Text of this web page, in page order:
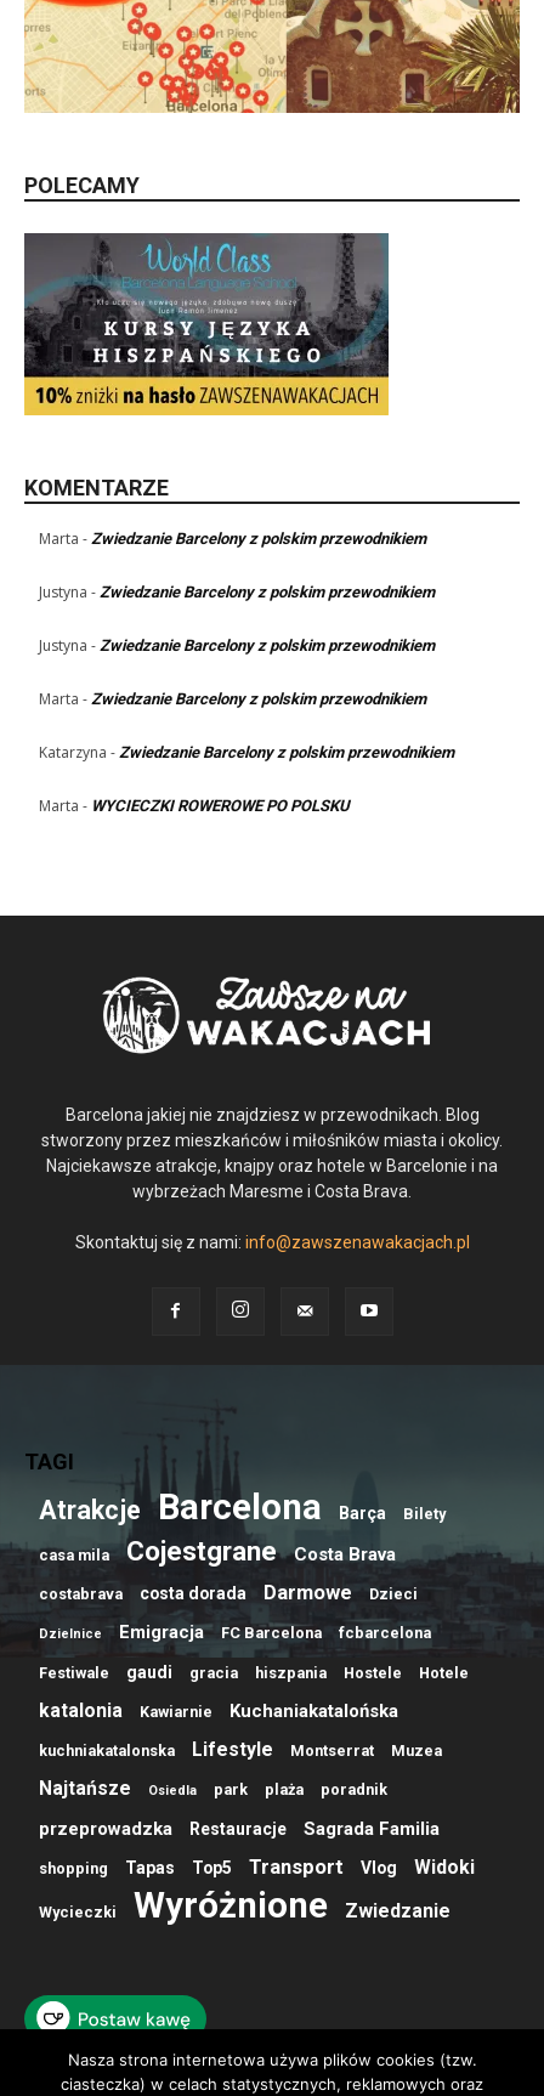
POLECAMY
KOMENTARZE
Marta - Zwiedzanie Barcelony z polskim przewodnikiem
Justyna - Zwiedzanie Barcelony z polskim przewodnikiem
Justyna - Zwiedzanie Barcelony z polskim przewodnikiem
Marta - Zwiedzanie Barcelony z polskim przewodnikiem
Katarzyna - Zwiedzanie Barcelony z polskim przewodnikiem
Marta - WYCIECZKI ROWEROWE PO POLSKU
Barcelona jakiej nie znajdziesz w przewodnikach. Blog
stworzony przez mieszkańców i miłośników miasta i okolicy.
Najciekawsze atrakcje, knajpy oraz hotele w Barcelonie i na
wybrzeżach Maresme i Costa Brava.
Skontaktuj się z nami: info@zawszenawakacjach.pl
TAGI
Atrakcje Barcelona Barça Bilety
casa mila Cojestgrane Costa Brava
costabrava costa dorada Darmowe Dzieci
Dzielnice Emigracja FC Barcelona fcbarcelona
Festiwale gaudi gracia hiszpania Hostele Hotele
katalonia Kawiarnie Kuchaniakatalońska
kuchniakatalonska Lifestyle Montserrat Muzea
Najtańsze Osiedla park plaża poradnik
przeprowadzka Restauracje Sagrada Familia
shopping Tapas Top5 Transport Vlog Widoki
Wycieczki Wyróżnione Zwiedzanie
Nasza strona internetowa używa plików cookies (tzw.
ciasteczka) w celach statystycznych, reklamowych oraz